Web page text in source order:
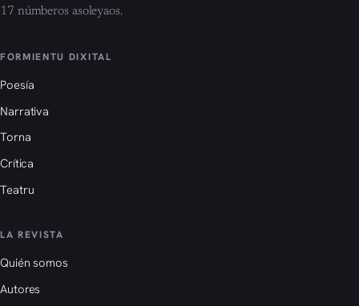
17 númberos asoleyaos.
FORMIENTU DIXITAL
Poesía
Narrativa
Torna
Crítica
Teatru
LA REVISTA
Quién somos
Autores